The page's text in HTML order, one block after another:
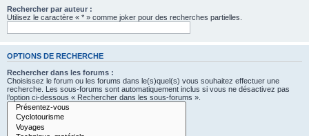
Rechercher par auteur :
Utilisez le caractère « * » comme joker pour des recherches partielles.
OPTIONS DE RECHERCHE
Rechercher dans les forums :
Choisissez le forum ou les forums dans le(s)quel(s) vous souhaitez effectuer une
recherche. Les sous-forums sont automatiquement inclus si vous ne désactivez pas
l’option ci-dessous « Rechercher dans les sous-forums ».